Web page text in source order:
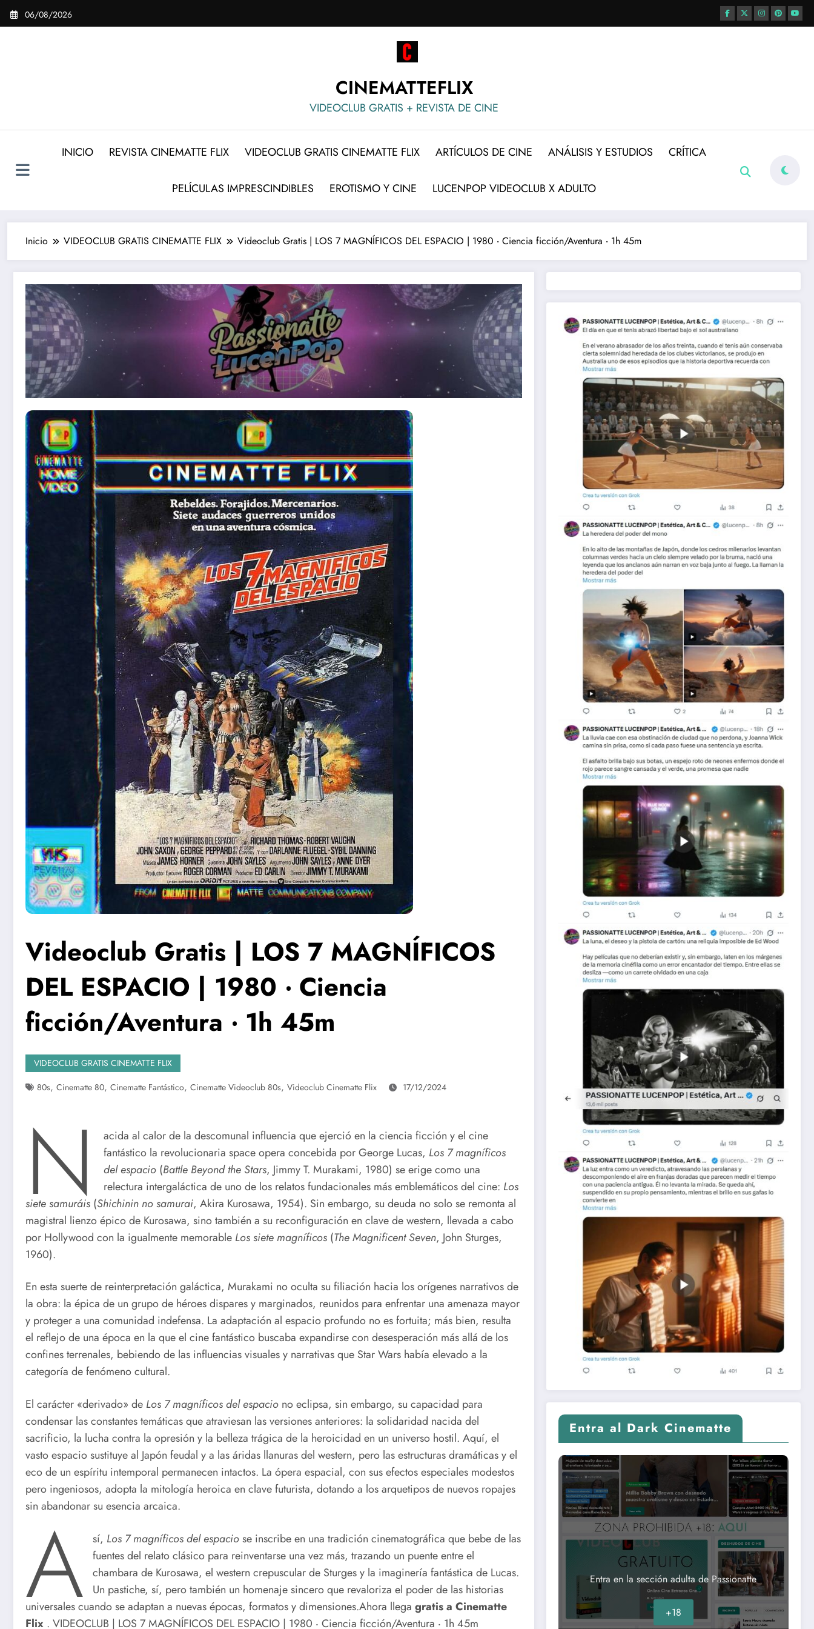
Saltar
06/08/2026
CINEMATTEFLIX
VIDEOCLUB GRATIS + REVISTA DE CINE
INICIO REVISTA CINEMATTE FLIX VIDEOCLUB GRATIS CINEMATTE FLIX ARTÍCULOS DE CINE ANÁLISIS Y ESTUDIOS CRÍTICA
PELÍCULAS IMPRESCINDIBLES EROTISMO Y CINE LUCENPOP VIDEOCLUB X ADULTO
Inicio VIDEOCLUB GRATIS CINEMATTE FLIX Videoclub Gratis | LOS 7 MAGNÍFICOS DEL ESPACIO | 1980 ‧ Ciencia ficción/Aventura ‧ 1h 45m
Videoclub Gratis | LOS 7 MAGNÍFICOS
DEL ESPACIO | 1980 ‧ Ciencia
ficción/Aventura ‧ 1h 45m
VIDEOCLUB GRATIS CINEMATTE FLIX
80s, Cinematte 80, Cinematte Fantástico, Cinematte Videoclub 80s, Videoclub Cinematte Flix 17/12/2024
N
acida al calor de la descomunal influencia que ejerció en la ciencia ficción y el cine
fantástico la revolucionaria space opera concebida por George Lucas, Los 7 magníficos
del espacio (Battle Beyond the Stars, Jimmy T. Murakami, 1980) se erige como una
relectura intergaláctica de uno de los relatos fundacionales más emblemáticos del cine: Los
siete samuráis (Shichinin no samurai, Akira Kurosawa, 1954). Sin embargo, su deuda no solo se remonta al
magistral lienzo épico de Kurosawa, sino también a su reconfiguración en clave de western, llevada a cabo
por Hollywood con la igualmente memorable Los siete magníficos (The Magnificent Seven, John Sturges,
1960).
En esta suerte de reinterpretación galáctica, Murakami no oculta su filiación hacia los orígenes narrativos de
la obra: la épica de un grupo de héroes dispares y marginados, reunidos para enfrentar una amenaza mayor
y proteger a una comunidad indefensa. La adaptación al espacio profundo no es fortuita; más bien, resulta
el reflejo de una época en la que el cine fantástico buscaba expandirse con desesperación más allá de los
confines terrenales, bebiendo de las influencias visuales y narrativas que Star Wars había elevado a la
categoría de fenómeno cultural.
El carácter «derivado» de Los 7 magníficos del espacio no eclipsa, sin embargo, su capacidad para
condensar las constantes temáticas que atraviesan las versiones anteriores: la solidaridad nacida del
sacrificio, la lucha contra la opresión y la belleza trágica de la heroicidad en un universo hostil. Aquí, el
vasto espacio sustituye al Japón feudal y a las áridas llanuras del western, pero las estructuras dramáticas y el
eco de un espíritu intemporal permanecen intactos. La ópera espacial, con sus efectos especiales modestos
pero ingeniosos, adopta la mitología heroica en clave futurista, dotando a los arquetipos de nuevos ropajes
sin abandonar su esencia arcaica.
A sí, Los 7 magníficos del espaciose inscribe en una tradición cinematográfica que bebe de las
fuentes del relato clásico para reinventarse una vez más, trazando un puente entre el
chambara de Kurosawa, el western crepuscular de Sturges y la imaginería fantástica de Lucas.
Un pastiche, sí, pero también un homenaje sincero que revaloriza el poder de las historias
universales cuando se adaptan a nuevas épocas, formatos y dimensiones.Ahora llega gratis a Cinematte
Flix . VIDEOCLUB | LOS 7 MAGNÍFICOS DEL ESPACIO | 1980 ‧ Ciencia ficción/Aventura ‧ 1h 45m
Entra al Dark Cinematte
Entra en la sección adulta de Passionatte
+18